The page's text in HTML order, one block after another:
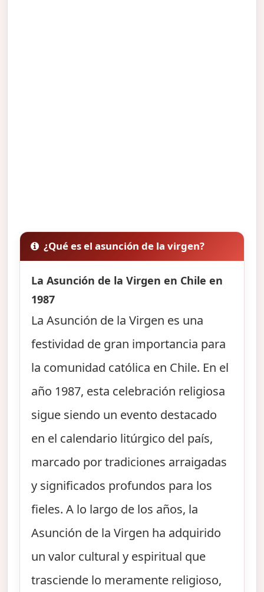
¿Qué es el asunción de la virgen?
La Asunción de la Virgen en Chile en
1987
La Asunción de la Virgen es una
festividad de gran importancia para
la comunidad católica en Chile. En el
año 1987, esta celebración religiosa
sigue siendo un evento destacado
en el calendario litúrgico del país,
marcado por tradiciones arraigadas
y significados profundos para los
fieles. A lo largo de los años, la
Asunción de la Virgen ha adquirido
un valor cultural y espiritual que
trasciende lo meramente religioso,